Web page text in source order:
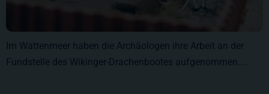
Im Wattenmeer haben die Archäologen ihre Arbeit an der
Fundstelle des Wikinger-Drachenbootes aufgenommen....